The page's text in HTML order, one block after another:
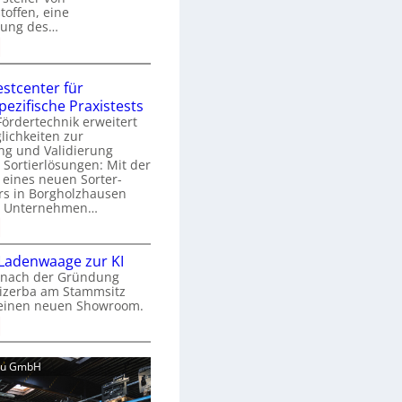
eine
des…
für
Praxistests
erweitert
zur
und Validierung
Mit der
neuen Sorter-
in Borgholzhausen
Unternehmen…
zur KI
der Gründung
am Stammsitz
neuen Showroom.
GmbH